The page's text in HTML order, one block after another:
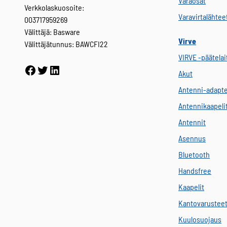
Verkkolaskuosoite:
003717959269
Välittäjä: Basware
Välittäjätunnus: BAWCFI22
Virve
VIRVE -
Akut
Antenni-
Antennit
Asennus
Bluetooth
Handsfree
Kaapelit
Kantovarusteet
Kuulosuojaus